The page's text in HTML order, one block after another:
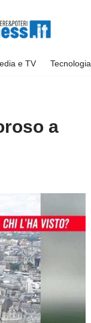
e TV Tecnologia
a